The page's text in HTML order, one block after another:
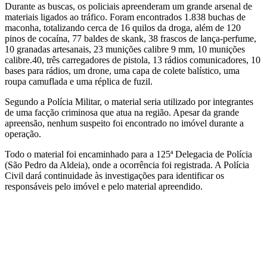
Durante as buscas, os policiais apreenderam um grande arsenal de
materiais ligados ao tráfico. Foram encontrados 1.838 buchas de
maconha, totalizando cerca de 16 quilos da droga, além de 120
pinos de cocaína, 77 baldes de skank, 38 frascos de lança-perfume,
10 granadas artesanais, 23 munições calibre 9 mm, 10 munições
calibre.40, três carregadores de pistola, 13 rádios comunicadores, 10
bases para rádios, um drone, uma capa de colete balístico, uma
roupa camuflada e uma réplica de fuzil.
Segundo a Polícia Militar, o material seria utilizado por integrantes
de uma facção criminosa que atua na região. Apesar da grande
apreensão, nenhum suspeito foi encontrado no imóvel durante a
operação.
Todo o material foi encaminhado para a 125ª Delegacia de Polícia
(São Pedro da Aldeia), onde a ocorrência foi registrada. A Polícia
Civil dará continuidade às investigações para identificar os
responsáveis pelo imóvel e pelo material apreendido.